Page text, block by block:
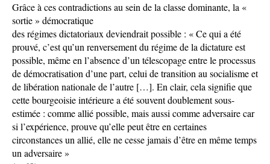
Grâce à ces contradictions au sein de la classe dominante, la «
sortie » démocratique
des régimes dictatoriaux deviendrait possible : « Ce qui a été
prouvé, c’est qu’un renversement du régime de la dictature est
possible, même en l’absence d’un télescopage entre le processus
de démocratisation d’une part, celui de transition au socialisme et
de libération nationale de l’autre […]. En clair, cela signifie que
cette bourgeoisie intérieure a été souvent doublement sous-
estimée : comme allié possible, mais aussi comme adversaire car
si l’expérience, prouve qu’elle peut être en certaines
circonstances un allié, elle ne cesse jamais d’être en même temps
un adversaire »